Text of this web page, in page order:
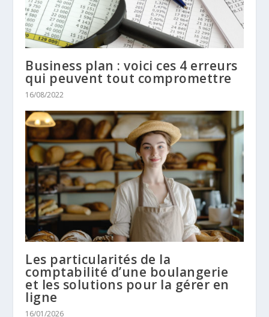
Business plan : voici ces 4 erreurs
qui peuvent tout compromettre
16/08/2022
Les particularités de la
comptabilité d’une boulangerie
et les solutions pour la gérer en
ligne
16/01/2026